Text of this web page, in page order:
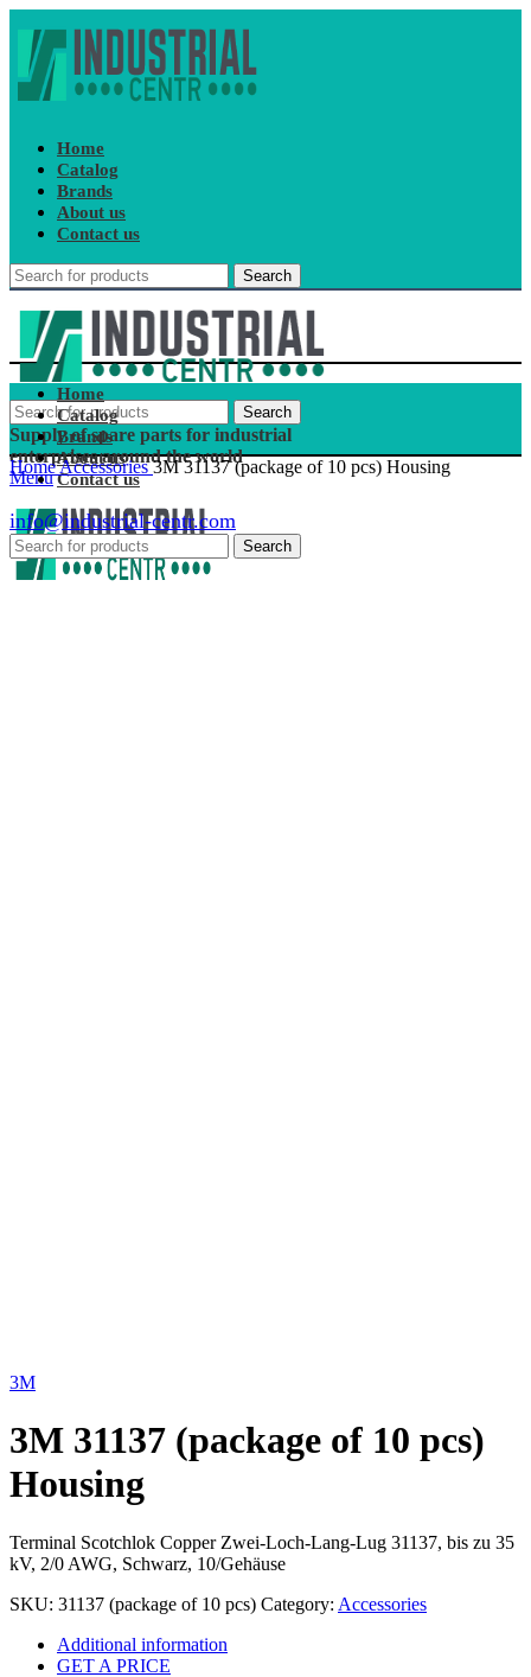
Home
Catalog
Brands
About us
Contact us
Search
Search
Supply of spare parts for industrial
enterprises around the world
Menu
Home
Catalog
Brands
About us
Contact us
info@industrial-centr.com
Search
HomeAccessories3M 31137 (package of 10 pcs) Housing
3M
3M 31137 (package of 10 pcs)
Housing
Terminal Scotchlok Copper Zwei-Loch-Lang-Lug 31137, bis zu 35
kV, 2/0 AWG, Schwarz, 10/Gehäuse
SKU: 31137 (package of 10 pcs) Category: Accessories
Additional information
GET A PRICE